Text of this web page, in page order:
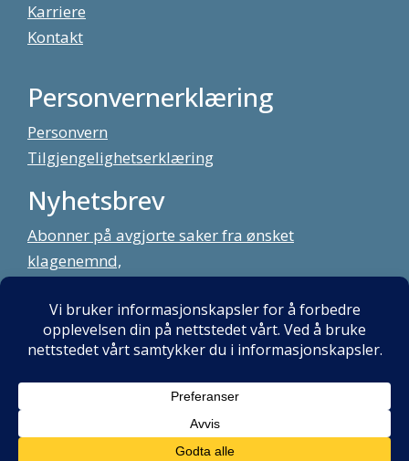
Karriere
Kontakt
Personvernerklæring
Personvern
Tilgjengelighetserklæring
Nyhetsbrev
Abonner på avgjorte saker fra ønsket
klagenemnd,